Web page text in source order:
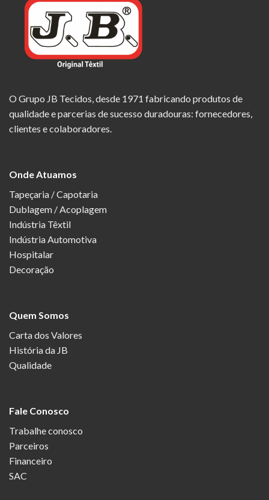
O Grupo JB Tecidos, desde 1971 fabricando produtos de
qualidade e parcerias de sucesso duradouras: fornecedores,
clientes e colaboradores.
Onde Atuamos
Tapeçaria / Capotaria
Dublagem / Acoplagem
Indústria Têxtil
Indústria Automotiva
Hospitalar
Decoração
Quem Somos
Carta dos Valores
História da JB
Qualidade
Fale Conosco
Trabalhe conosco
Parceiros
Financeiro
SAC